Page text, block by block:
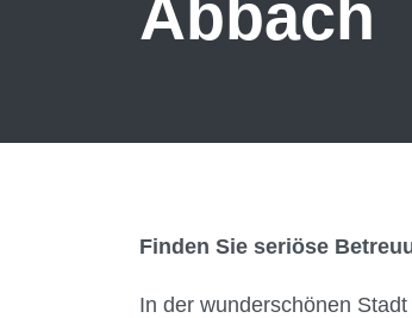
Abbach
Finden Sie seriöse
In der wunderschönen Stadt